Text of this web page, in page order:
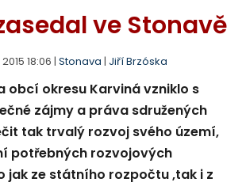
ve Stonavě
18:06 | Stonava | Jiří Brzóska
obcí okresu Karviná vzniklo s
zájmy a práva sdružených
tak trvalý rozvoj svého území,
potřebných rozvojových
jak ze státního rozpočtu ,tak i z